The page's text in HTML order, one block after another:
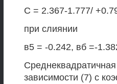
С = 2.367-1.777/
при слиянии
в5 = -0.242, вб =-
зависимости (7) с